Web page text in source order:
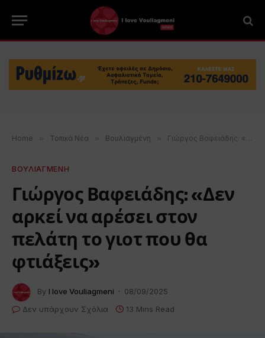
Home » Τοπικά Νέα » Βουλιαγμένη » Γιώργος Βαφειάδης: «Δεν αρκεί να αρέσει στον πελάτη το γιοτ που θα φτιάξεις»
ΒΟΥΛΙΑΓΜΕΝΗ
Γιώργος Βαφειάδης: «Δεν
αρκεί να αρέσει στον
πελάτη το γιοτ που θα
φτιάξεις»
By I love Vouliagmeni
08/09/2025
Δεν υπάρχουν Σχόλια
13 Mins Read